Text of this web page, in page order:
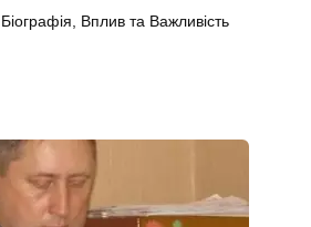
Вплив та Важливість